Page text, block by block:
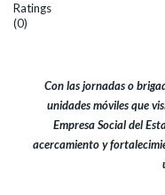
Ratings
(0)
Con las jornadas o
unidades móviles que
Empresa Social del
acercamiento y